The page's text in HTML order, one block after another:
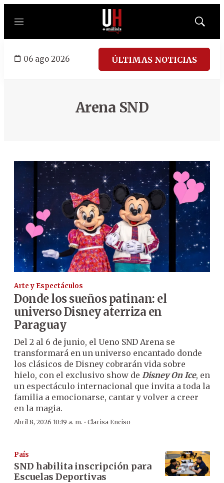
Menú
Mostrar
06 ago 2026 ÚLTIMAS NOTICIAS
Arena SND
Arte y Espectáculos
Donde los sueños patinan: el
universo Disney aterriza en
Paraguay
Del 2 al 6 de junio, el Ueno SND Arena se
transformará en un universo encantado donde
los clásicos de Disney cobrarán vida sobre
hielo, con el exclusivo show de Disney On Ice, en
un espectáculo internacional que invita a toda la
familia a emocionarse, cantar y volver a creer
en la magia.
Abril 8, 2026 10:19 a. m. · Clarisa Enciso
País
SND habilita inscripción para
Escuelas Deportivas